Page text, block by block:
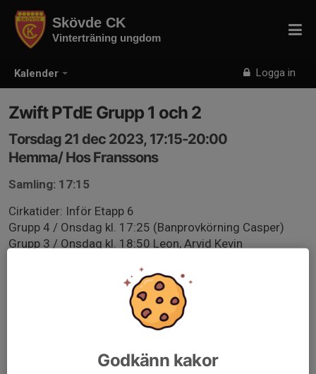
Kalender Logga in
Skövde CK
Vinterträning ungdom
Zwift PTdE Grupp 1 och 2
Torsdag 21 dec 2023, 17:15-20:00
Hemma/ Hos Franssons
Samling: 17:15
Cirkatider: Inför Etapp 6
Grupp 4 / Onsdag kl. 17:25 (Banprovkörning Casper)
Grupp 3 / Onsdag kl. 18:50 Leon, Arvid Kevin
Grupp 1 / Torsdag kl. 18:45 Jim
Grupp 5 / Fredag kl. 16:30 Malin
Torsdag:18:30 Start Groupride distanstempo Utanför
Godkänn kakor